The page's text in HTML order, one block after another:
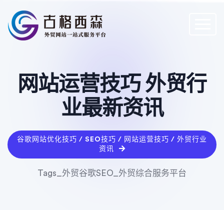
网站运营技巧 外贸行
业最新资讯
谷歌网站优化技巧 / SEO技巧 / 网站运营技巧 / 外贸行业
资讯
Tags_外贸谷歌SEO_外贸综合服务平台